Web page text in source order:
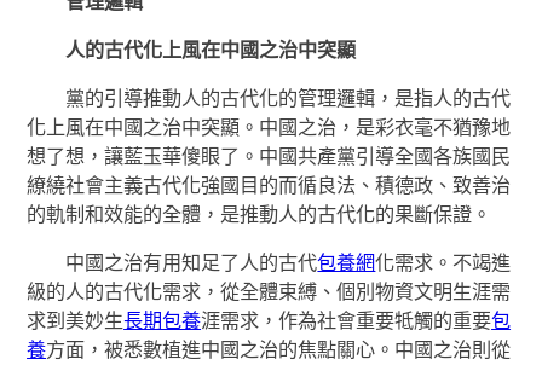
人的古代化上風在中國之治中突顯
黨的引導推動人的古代化的管理邏輯，是指人的古代
化上風在中國之治中突顯。中國之治，是彩衣毫不猶豫地
想了想，讓藍玉華傻眼了。中國共產黨引導全國各族國民
繚繞社會主義古代化強國目的而循良法、積德政、致善治
的軌制和效能的全體，是推動人的古代化的果斷保證。
中國之治有用知足了人的古代包養網化需求。不竭進
級的人的古代化需求，從全體束縛、個別物資文明生涯需
求到美妙生長期包養涯需求，作為社會重要牴觸的重要包
養方面，被悉數植進中國之治的焦點關心。中國之治則從